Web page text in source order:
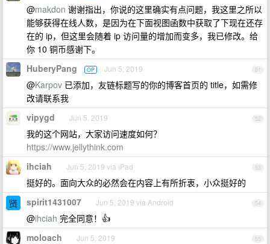
@makdon 谢谢指出，你说的这里确实有点问题，我这里之所以
能够获得在线人数，是因为在下面视图函数中获取了下现在还存
在的 ip，但这里会随着 ip 访问量的增加而变多，我已修改。给
你 10 铜币感谢下。
51
HuberyPang OP Jun 5, 2019
@Karpov 已添加，友链标题写的你的博客首页的 title，如需修
改请联系我
52
vipygd Jun 5, 2019
我的这个网站，大家访问速度如何？
https://www.jellythink.com
53
ihciah Jun 5, 2019 via iPad
挺好的。面向大众的必然会在内容上有所折衷，小众挺好的
54
spirit1431007 Jun 5, 2019 via Android
@ihciah 完全同意！👍
55
moloach Jun 5, 2019